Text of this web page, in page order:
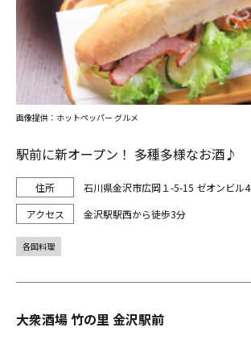
駅前に新オープン！ 多種多様なお酒♪
石川県金沢市広岡１-5-15 ゼオンビル
金沢駅駅西から徒歩3分
画像提供：ホットペッパー グルメ
各国料理
大衆酒場 竹の里 金沢駅前